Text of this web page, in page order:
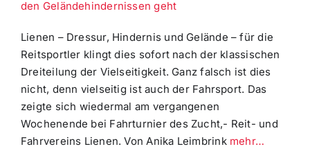
Lienen – Dressur, Hindernis und Gelände – für die
Reitsportler klingt dies sofort nach der klassischen
Dreiteilung der Vielseitigkeit. Ganz falsch ist dies
nicht, denn vielseitig ist auch der Fahrsport. Das
zeigte sich wiedermal am vergangenen
Wochenende bei Fahrturnier des Zucht,- Reit- und
Fahrvereins Lienen.Von Anika Leimbrink mehr…